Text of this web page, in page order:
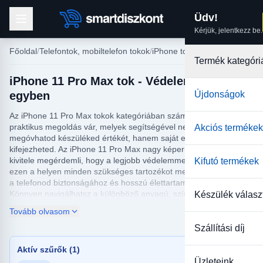
Üdv!
Kérjük, jelentkezz be.
Termék
Újdonságok
Akciós termékek
Kifutó termékek
Készülék
Szállítási díj
Főoldal Telefontok, mobiltelefon tokok iPhone tokok
iPhone 11 Pro Max tok - Védelem és stílus
egyben
Az iPhone 11 Pro Max tokok kategóriában számtalan stílusos és
praktikus megoldás vár, melyek segítségével nemcsak
megóvhatod készüléked értékét, hanem saját egyéniségedet is
kifejezheted. Az iPhone 11 Pro Max nagy képernyője és prémium
kivitele megérdemli, hogy a legjobb védelemmel ruházd fel, és
ezen a helyen minden szükséges tartozékot megtalálsz, ami csak
a telefonod biztonságához és hosszú élettartamához szükséges.
Könnyen navigálhatsz a különböző anyagú, színű és mintázatú
a stílusodhoz és igényeidhez.
Nálunk minden iPhone 11 Pro Max tok nemcsak esztétikus,
hanem funkcionális is. Megtalálhatók nálunk a slim fit tokok
azoknak, akik kedvelik a letisztult kialakítást, valamint a
Tovább olvasom
Aktív szűrők (1)